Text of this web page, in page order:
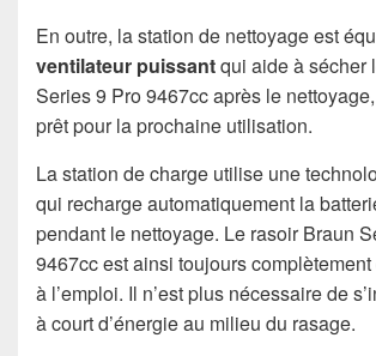
En outre, la station de nettoyage est
ventilateur puissantqui aide à sécher
Series 9 Pro 9467cc après le
prêt pour la prochaine utilisation.
La station de charge utilise une
qui recharge automatiquement la
pendant le nettoyage. Le rasoir Braun
9467cc est ainsi toujours
à l’emploi. Il n’est plus nécessaire de
à court d’énergie au milieu du rasage.